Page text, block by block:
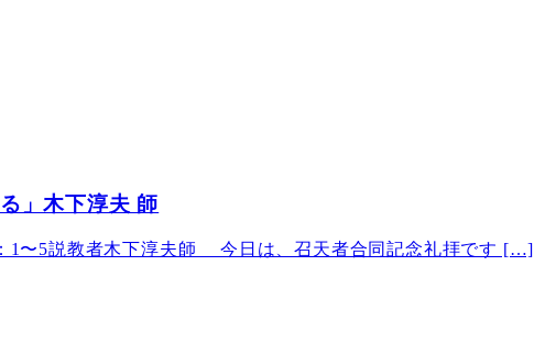
」木下淳夫 師
1〜5説教者木下淳夫師 今日は、召天者合同記念礼拝です […]